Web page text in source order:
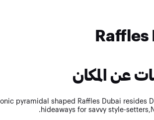
Raffles
عن المكان
pyramidal shaped Raffles Dubai resides
hideaways for savvy style-